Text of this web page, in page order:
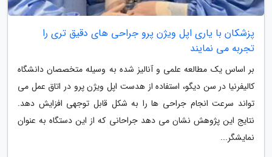
پزشکان با یاری اپل ویژن پرو جراحی های دقیق تری را
تجربه می نمایند
بر اساس یک مطالعه علمی و آنالیز شده به وسیله متخصصان دانشگاه
کالیفرنیا در سن دیگو، استفاده از هدست اپل ویژن پرو در اتاق عمل می
تواند سرعت انجام جراحی ها را به شکل قابل توجهی افزایش دهد.
نتایج این پژوهش نشان می دهد جراحانی که از این دستگاه به عنوان
نمایشگر...